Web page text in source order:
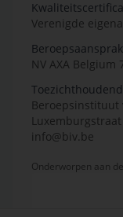
Verenigde
NV AXA Belgium
Beroepsinstituut
info@biv.be
Onderworpen aan